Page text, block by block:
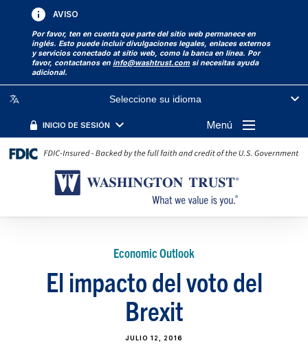
AVISO
Por favor, ten en cuenta que parte del sitio web permanece en
inglés. Esto puede incluir divulgaciones legales, enlaces externos
y servicios conectado at sitio web, como la banca en línea. Por
favor, contactanos eninfo@washtrust.com si necesitas ayuda
adicional.
Seleccione su idioma
INICIO DE SESIÓN Menú
Economic Outlook
El impacto del voto del
Brexit
JULIO 12, 2016